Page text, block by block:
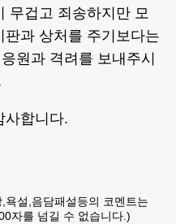
무겁고 죄송하지만 모
과 상처를 주기보다는
원과 격려를 보내주시
사합니다.
욕설,음담패설등의 코멘트는
자를 넘길 수 없습니다.)